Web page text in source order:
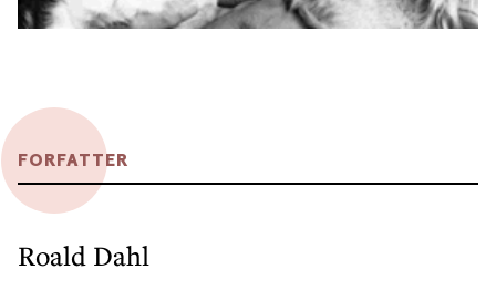
FORFATTER
Roald Dahl